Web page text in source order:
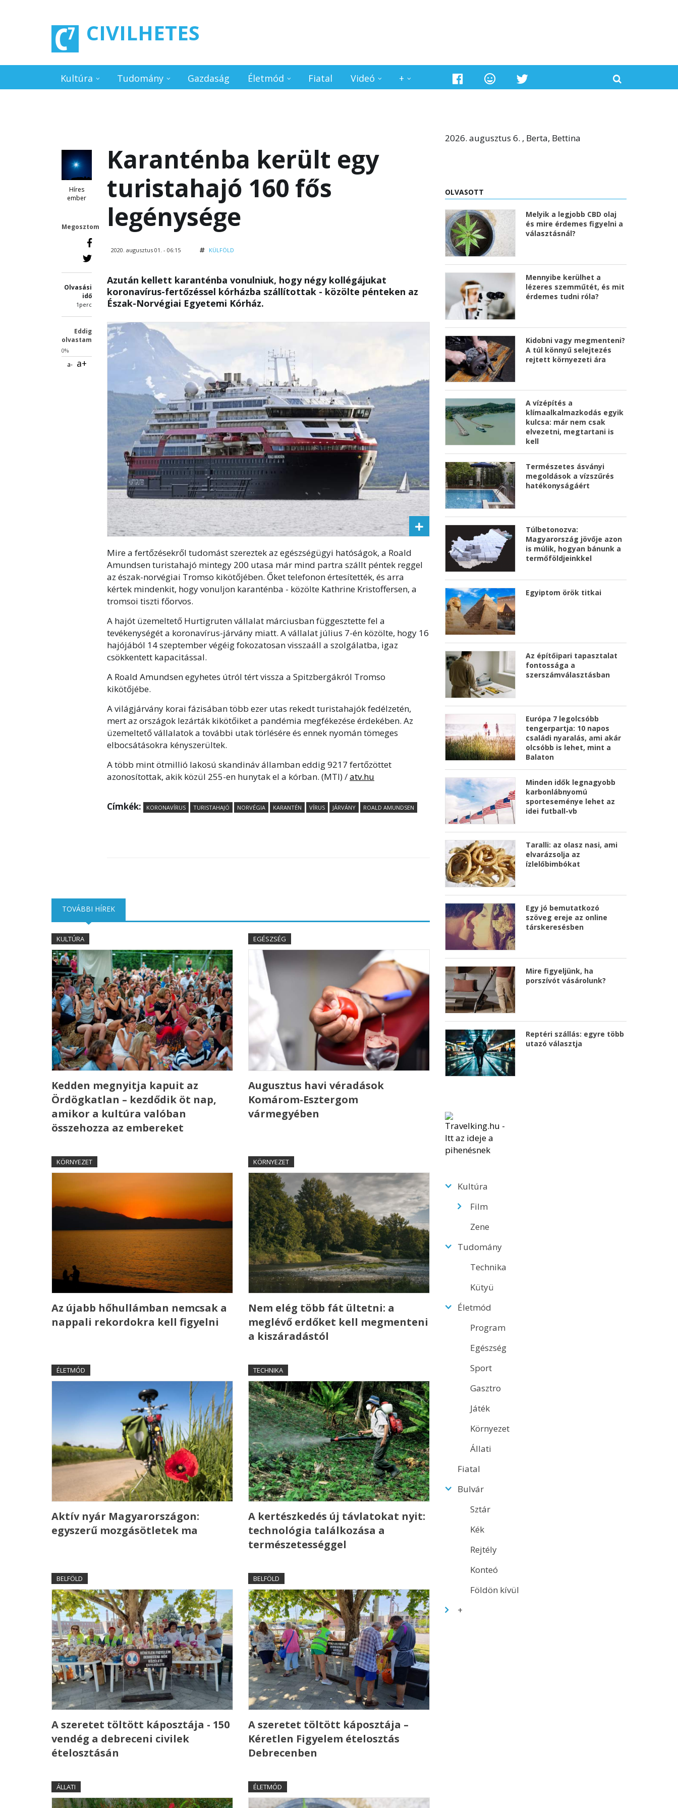
CIVILHETES
Kultúra Tudomány Gazdaság Életmód Fiatal Videó +
Híres
ember
Megosztom
Olvasási
idő
1perc
Eddig
olvastam
0%
a- a+
Karanténba került egy
turistahajó 160 fős
legénysége
2020. augusztus 01. - 06:15 KÜLFÖLD
Azután kellett karanténba vonulniuk, hogy négy kollégájukat
koronavírus-fertőzéssel kórházba szállítottak - közölte pénteken az
Észak-Norvégiai Egyetemi Kórház.
Mire a fertőzésekről tudomást szereztek az egészségügyi hatóságok, a Roald
Amundsen turistahajó mintegy 200 utasa már mind partra szállt péntek reggel
az észak-norvégiai Tromso kikötőjében. Őket telefonon értesítették, és arra
kértek mindenkit, hogy vonuljon karanténba - közölte Kathrine Kristoffersen, a
tromsoi tiszti főorvos.
A hajót üzemeltető Hurtigruten vállalat márciusban függesztette fel a
tevékenységét a koronavírus-járvány miatt. A vállalat július 7-én közölte, hogy 16
hajójából 14 szeptember végéig fokozatosan visszaáll a szolgálatba, igaz
csökkentett kapacitással.
A Roald Amundsen egyhetes útról tért vissza a Spitzbergákról Tromso
kikötőjébe.
A világjárvány korai fázisában több ezer utas rekedt turistahajók fedélzetén,
mert az országok lezárták kikötőiket a pandémia megfékezése érdekében. Az
üzemeltető vállalatok a további utak törlésére és ennek nyomán tömeges
elbocsátásokra kényszerültek.
A több mint ötmillió lakosú skandináv államban eddig 9217 fertőzöttet
azonosítottak, akik közül 255-en hunytak el a kórban. (MTI) /atv.hu
Címkék: KORONAVÍRUS TURISTAHAJÓ NORVÉGIA KARANTÉN VÍRUS JÁRVÁNY ROALD AMUNDSEN
TOVÁBBI HÍREK
KULTÚRA
Kedden megnyitja kapuit az
Ördögkatlan – kezdődik öt nap,
amikor a kultúra valóban
összehozza az embereket
EGÉSZSÉG
Augusztus havi véradások
Komárom-Esztergom
vármegyében
KÖRNYEZET
Az újabb hőhullámban nemcsak a
nappali rekordokra kell figyelni
KÖRNYEZET
Nem elég több fát ültetni: a
meglévő erdőket kell megmenteni
a kiszáradástól
ÉLETMÓD
Aktív nyár Magyarországon:
egyszerű mozgásötletek ma
TECHNIKA
A kertészkedés új távlatokat nyit:
technológia találkozása a
természetességgel
BELFÖLD
A szeretet töltött káposztája - 150
vendég a debreceni civilek
ételosztásán
BELFÖLD
A szeretet töltött káposztája –
Kéretlen Figyelem ételosztás
Debrecenben
ÁLLATI ÉLETMÓD
2026. augusztus 6. , Berta, Bettina
OLVASOTT
Melyik a legjobb CBD olaj
és mire érdemes figyelni a
választásnál?
Mennyibe kerülhet a
lézeres szemműtét, és mit
érdemes tudni róla?
Kidobni vagy megmenteni?
A túl könnyű selejtezés
rejtett környezeti ára
A vízépítés a
klímaalkalmazkodás egyik
kulcsa: már nem csak
elvezetni, megtartani is
kell
Természetes ásványi
megoldások a vízszűrés
hatékonyságáért
Túlbetonozva:
Magyarország jövője azon
is múlik, hogyan bánunk a
termőföldjeinkkel
Egyiptom örök titkai
Az építőipari tapasztalat
fontossága a
szerszámválasztásban
Európa 7 legolcsóbb
tengerpartja: 10 napos
családi nyaralás, ami akár
olcsóbb is lehet, mint a
Balaton
Minden idők legnagyobb
karbonlábnyomú
sporteseménye lehet az
idei futball-vb
Taralli: az olasz nasi, ami
elvarázsolja az
ízlelőbimbókat
Egy jó bemutatkozó
szöveg ereje az online
társkeresésben
Mire figyeljünk, ha
porszívót vásárolunk?
Reptéri szállás: egyre több
utazó választja
Kultúra
Film
Zene
Tudomány
Technika
Kütyü
Életmód
Program
Egészség
Sport
Gasztro
Játék
Környezet
Állati
Fiatal
Bulvár
Sztár
Kék
Rejtély
Konteó
Földön kívül
+